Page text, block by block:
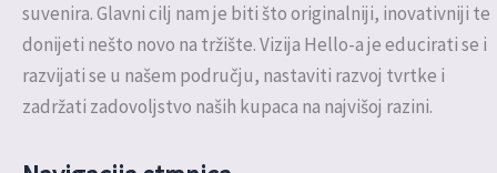
suvenira. Glavni cilj nam je biti što originalniji, inovativniji te
donijeti nešto novo na tržište. Vizija Hello-a je educirati se i
razvijati se u našem području, nastaviti razvoj tvrtke i
zadržati zadovoljstvo naših kupaca na najvišoj razini.